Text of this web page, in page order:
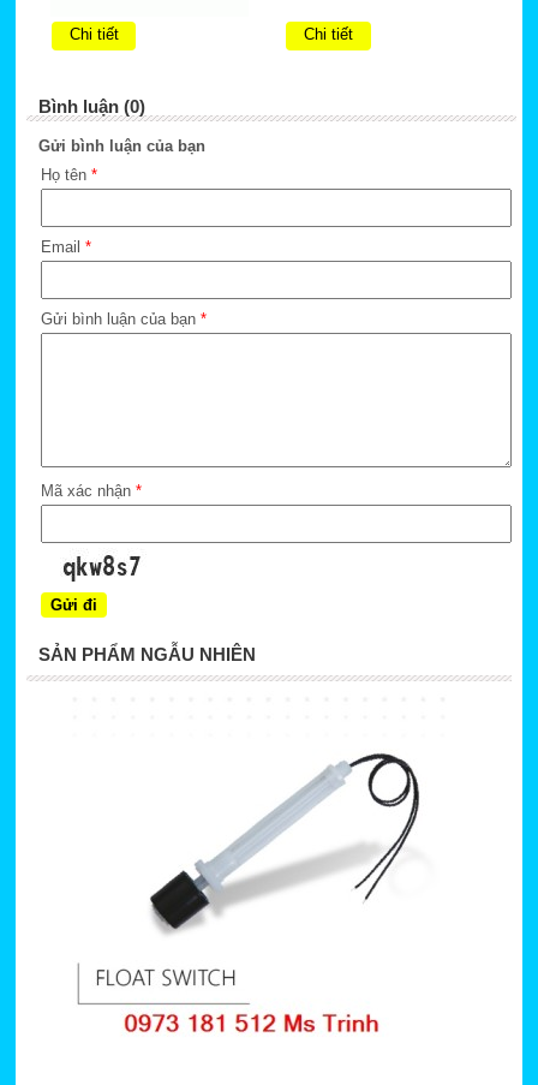
Chi tiết Chi tiết
Bình luận (0)
Gửi bình luận của bạn
Họ tên *
Email *
Gửi bình luận của bạn *
Mã xác nhận *
SẢN PHẨM NGẪU NHIÊN